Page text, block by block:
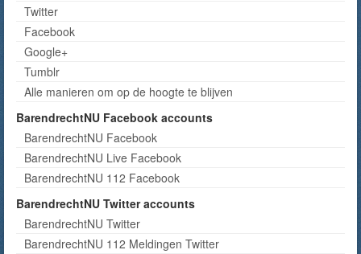
Twitter
Facebook
Google+
Tumblr
Alle manieren om op de hoogte te blijven
BarendrechtNU Facebook accounts
BarendrechtNU Facebook
BarendrechtNU Live Facebook
BarendrechtNU 112 Facebook
BarendrechtNU Twitter accounts
BarendrechtNU Twitter
BarendrechtNU 112 Meldingen Twitter